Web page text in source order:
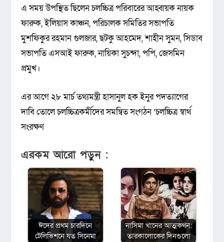
এ সময় উপস্থিত ছিলেন চলচ্চিত্র পরিবারের আহ্বায়ক নায়ক
ফারুক, ইলিয়াস কাঞ্চন, পরিচালক সমিতির সভাপতি
মুশফিকুর রহমান গুলজার, ছটকু আহমেদ, শাহীন সুমন, সিডাব
সভাপতি এসআই ফারুক, নায়িকা সুচন্দা, পপি, জেসমিন
প্রমুখ।
এর আগে ২৮ মার্চ তথ্যমন্ত্রী হাসানুল হক ইনুর পদত্যাগের
দাবি তোলে চলচ্চিত্রকর্মীদের সমন্বিত সংগঠন ‘চলচ্চিত্র স্বার্থ
সংরক্ষণ
এরকম আরো পড়ুন :
ঈদের প্রথম চারদিনে
টেলিভিশনে যত সিনেমা
নাসিমা খানের আত্মকথন:
তারকালোকের দিনগুলো